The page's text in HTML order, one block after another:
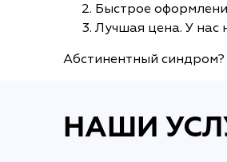
Быстрое
Лучшая цена. У нас
Абстинентный синдром?
НАШИ